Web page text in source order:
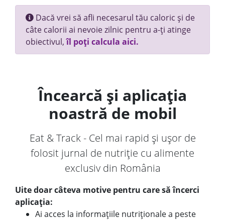
Dacă vrei să afli necesarul tău caloric și de
câte calorii ai nevoie zilnic pentru a-ți atinge
obiectivul,îl poți calcula aici.
Încearcă și aplicația
noastră de mobil
Eat & Track - Cel mai rapid și ușor de
folosit jurnal de nutriție cu alimente
exclusiv din România
Uite doar câteva motive pentru care să încerci
aplicația:
Ai acces la informațiile nutriționale a peste